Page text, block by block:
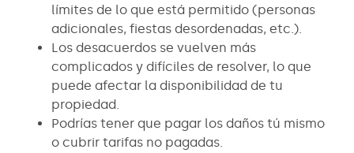
límites de lo que está permitido (personas
adicionales, fiestas desordenadas, etc.).
Los desacuerdos se vuelven más
complicados y difíciles de resolver, lo que
puede afectar la disponibilidad de tu
propiedad.
Podrías tener que pagar los daños tú mismo
o cubrir tarifas no pagadas.